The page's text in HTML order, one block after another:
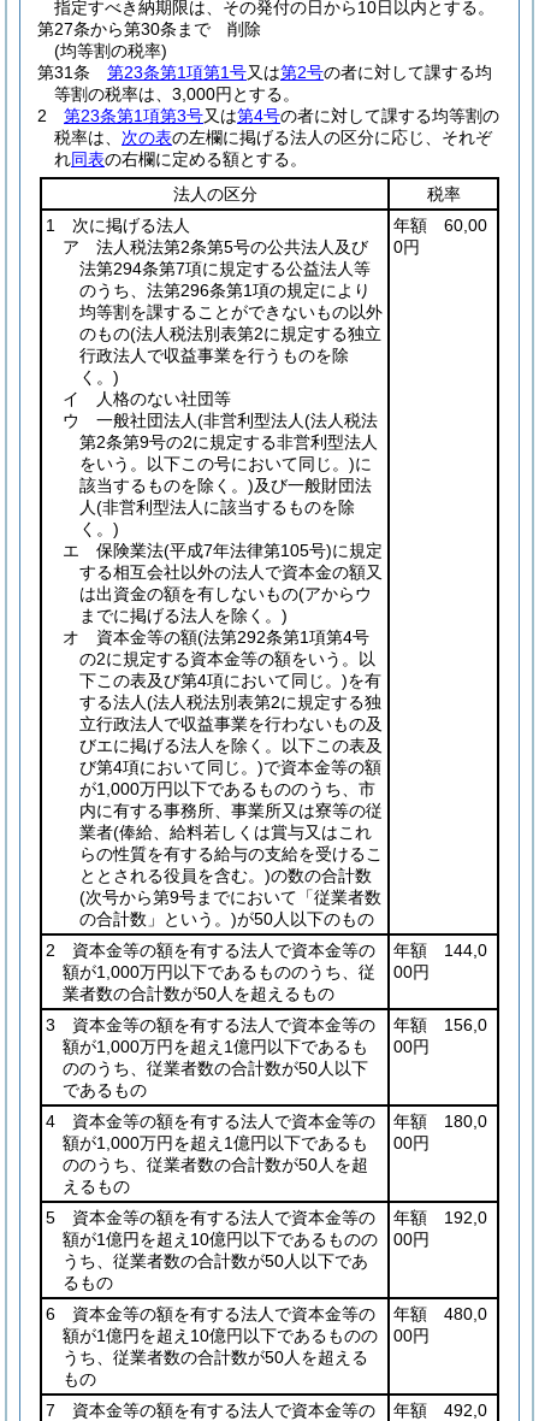
指定すべき納期限は、その発付の日から10日以内とする。
第27条から第30条まで
削除
(均等割の税率)
第31条
第23条第1項第1号又は第2号の者に対して課する均
等割の税率は、3,000円とする。
2
第23条第1項第3号又は第4号の者に対して課する均等割の
税率は、 次の表の左欄に掲げる法人の区分に応じ、それぞ
れ同表の右欄に定める額とする。
法人の区分
税率
1 次に掲げる法人
ア 法人税法第2条第5号の公共法人及び
法第294条第7項に規定する公益法人等
のうち、法第296条第1項の規定により
均等割を課することができないもの以外
のもの(法人税法別表第2に規定する独立
行政法人で収益事業を行うものを除
く。)
イ 人格のない社団等
ウ 一般社団法人(非営利型法人(法人税法
第2条第9号の2に規定する非営利型法人
をいう。以下この号において同じ。)に
該当するものを除く。)及び一般財団法
人(非営利型法人に該当するものを除
く。)
エ 保険業法(平成7年法律第105号)に規定
する相互会社以外の法人で資本金の額又
は出資金の額を有しないもの(アからウ
までに掲げる法人を除く。)
オ 資本金等の額(法第292条第1項第4号
の2に規定する資本金等の額をいう。以
下この表及び第4項において同じ。)を有
する法人(法人税法別表第2に規定する独
立行政法人で収益事業を行わないもの及
びエに掲げる法人を除く。以下この表及
び第4項において同じ。)で資本金等の額
が1,000万円以下であるもののうち、市
内に有する事務所、事業所又は寮等の従
業者(俸給、給料若しくは賞与又はこれ
らの性質を有する給与の支給を受けるこ
ととされる役員を含む。)の数の合計数
(次号から第9号までにおいて「従業者数
の合計数」という。)が50人以下のもの
年額 60,00
0円
2 資本金等の額を有する法人で資本金等の
額が1,000万円以下であるもののうち、従
業者数の合計数が50人を超えるもの
年額 144,0
00円
3 資本金等の額を有する法人で資本金等の
額が1,000万円を超え1億円以下であるも
ののうち、従業者数の合計数が50人以下
であるもの
年額 156,0
00円
4 資本金等の額を有する法人で資本金等の
額が1,000万円を超え1億円以下であるも
ののうち、従業者数の合計数が50人を超
えるもの
年額 180,0
00円
5 資本金等の額を有する法人で資本金等の
額が1億円を超え10億円以下であるものの
うち、従業者数の合計数が50人以下であ
るもの
年額 192,0
00円
6 資本金等の額を有する法人で資本金等の
額が1億円を超え10億円以下であるものの
うち、従業者数の合計数が50人を超える
もの
年額 480,0
00円
7 資本金等の額を有する法人で資本金等の
年額 492,0